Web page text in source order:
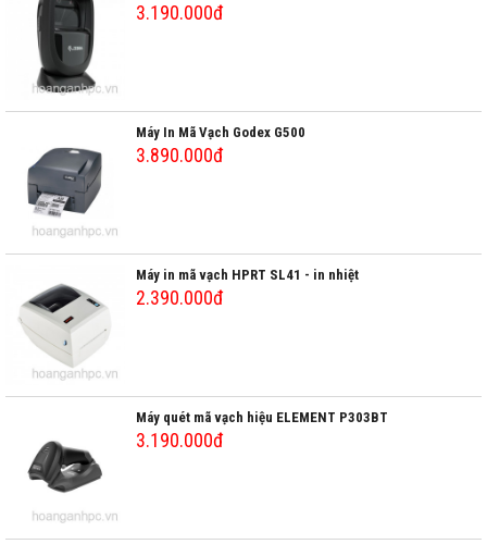
3.190.000đ
Máy In Mã Vạch Godex G500
3.890.000đ
Máy in mã vạch HPRT SL41 - in nhiệt
2.390.000đ
Máy quét mã vạch hiệu ELEMENT P303BT
3.190.000đ